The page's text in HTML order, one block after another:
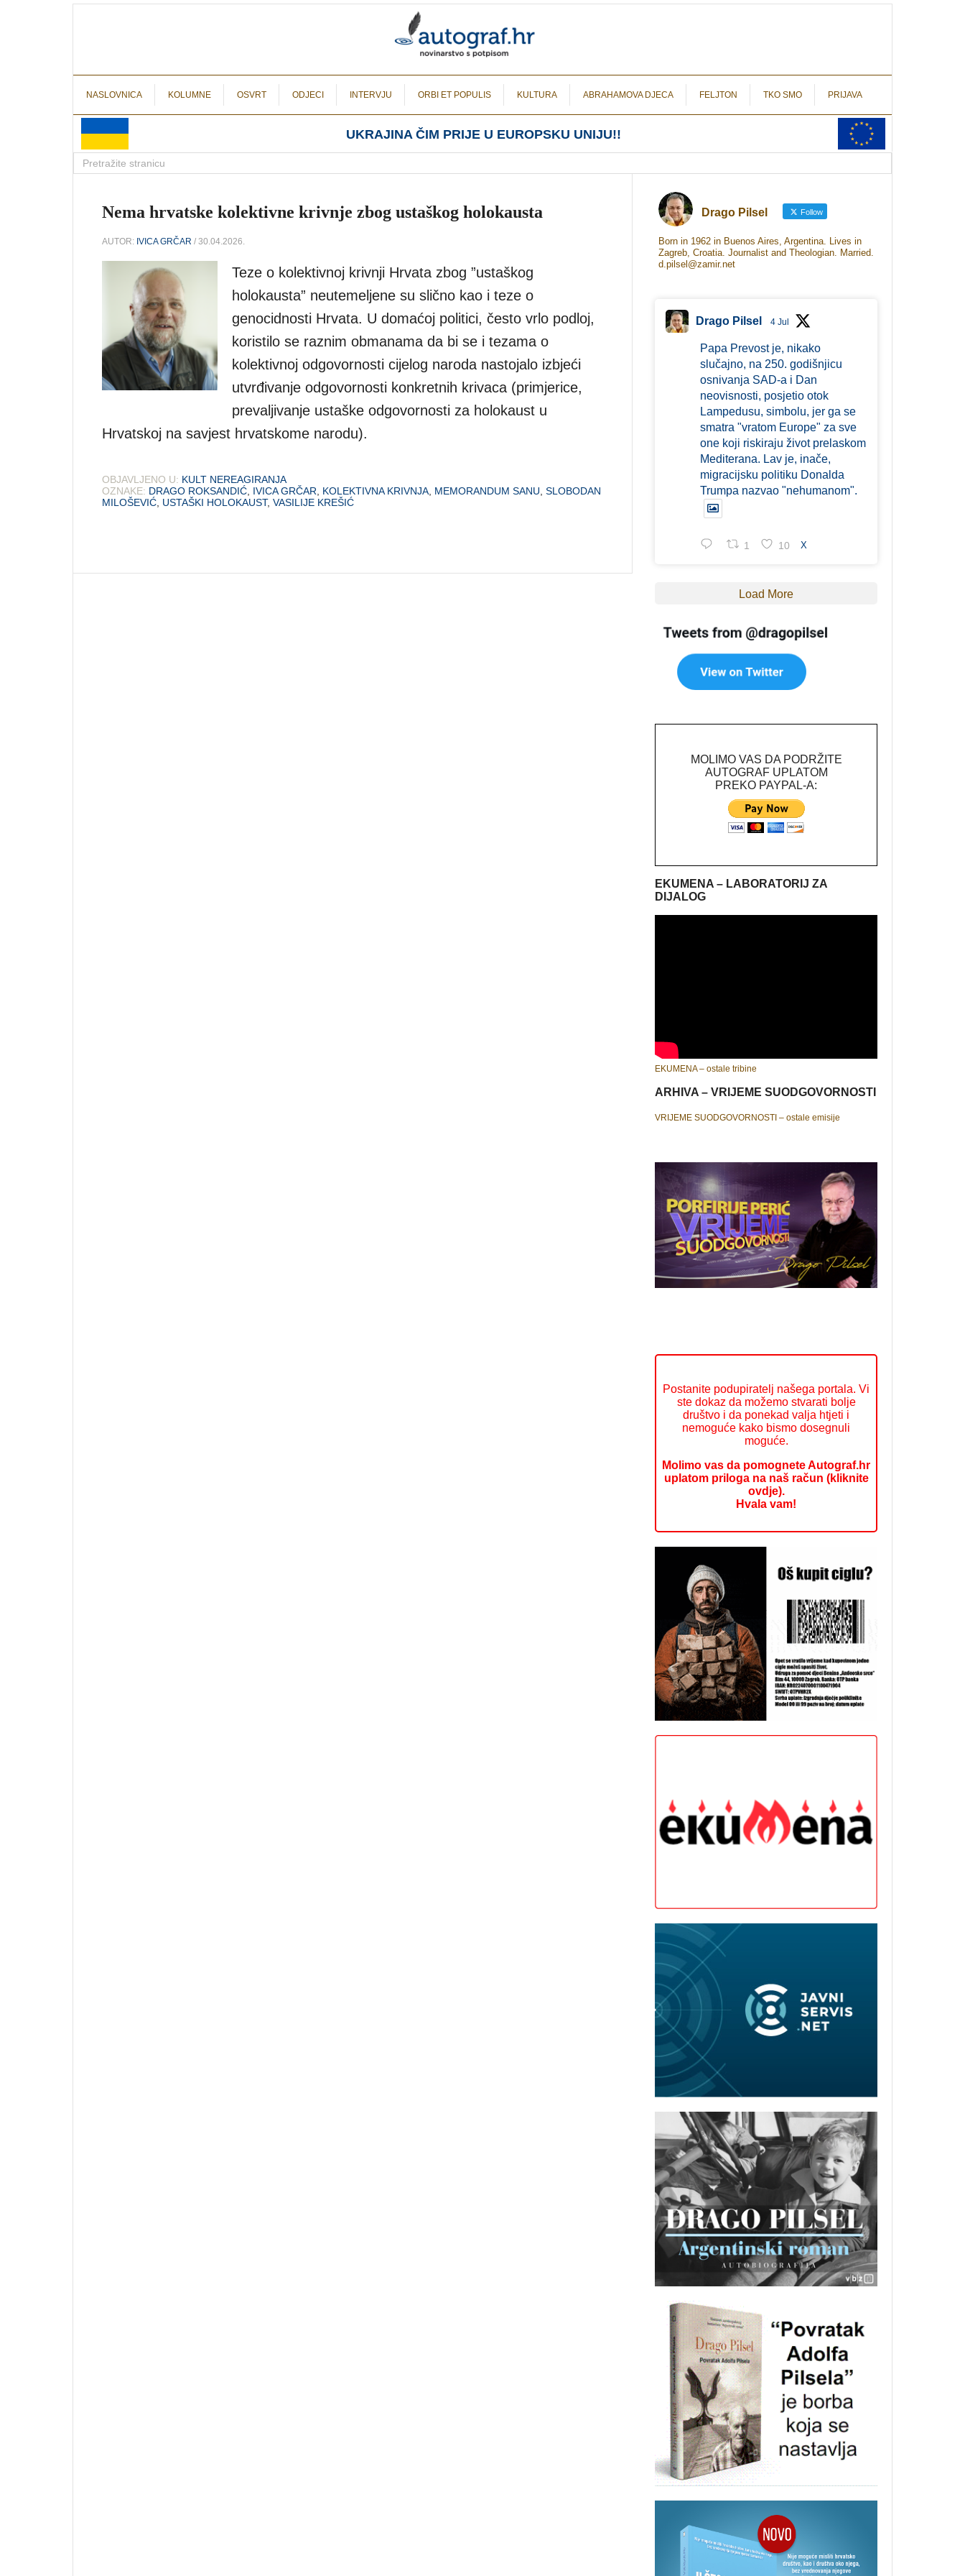
NASLOVNICA KOLUMNE OSVRT ODJECI INTERVJU ORBI ET POPULIS KULTURA ABRAHAMOVA DJECA FELJTON TKO SMO PRIJAVA
UKRAJINA ČIM PRIJE U EUROPSKU UNIJU!!
Nema hrvatske kolektivne krivnje zbog ustaškog holokausta
AUTOR: IVICA GRČAR / 30.04.2026.
Teze o kolektivnoj krivnji Hrvata zbog ”ustaškog
holokausta” neutemeljene su slično kao i teze o
genocidnosti Hrvata. U domaćoj politici, često vrlo podloj,
koristilo se raznim obmanama da bi se i tezama o
kolektivnoj odgovornosti cijelog naroda nastojalo izbjeći
utvrđivanje odgovornosti konkretnih krivaca (primjerice,
prevaljivanje ustaške odgovornosti za holokaust u
Hrvatskoj na savjest hrvatskome narodu).
OBJAVLJENO U: KULT NEREAGIRANJA
OZNAKE: DRAGO ROKSANDIĆ IVICA GRČAR KOLEKTIVNA KRIVNJA MEMORANDUM SANU SLOBODAN
MILOŠEVIĆ USTAŠKI HOLOKAUST, VASILIJE KREŠIĆ
Drago Pilsel Follow
Born in 1962 in Buenos Aires, Argentina. Lives in
Zagreb, Croatia. Journalist and Theologian. Married.
d.pilsel@zamir.net
Drago Pilsel 4 Jul
Papa Prevost je, nikako
slučajno, na 250. godišnjicu
osnivanja SAD-a i Dan
neovisnosti, posjetio otok
Lampedusu, simbolu, jer ga se
smatra "vratom Europe" za sve
one koji riskiraju život prelaskom
Mediterana. Lav je, inače,
migracijsku politiku Donalda
Trumpa nazvao "nehumanom".
1 10 X
Load More
MOLIMO VAS DA PODRŽITE
AUTOGRAF UPLATOM
PREKO PAYPAL-A:
EKUMENA – LABORATORIJ ZA
DIJALOG
EKUMENA – ostale tribine
ARHIVA – VRIJEME SUODGOVORNOSTI
VRIJEME SUODGOVORNOSTI – ostale emisije
Postanite podupiratelj našega portala. Vi
ste dokaz da možemo stvarati bolje
društvo i da ponekad valja htjeti i
nemoguće kako bismo dosegnuli
moguće.
Molimo vas da pomognete Autograf.hr
uplatom priloga na naš račun (kliknite
ovdje).
Hvala vam!